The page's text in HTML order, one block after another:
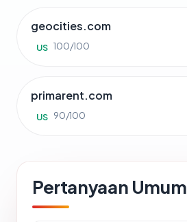
geocities.com
US 100/100
primarent.com
US 90/100
Pertanyaan Umum